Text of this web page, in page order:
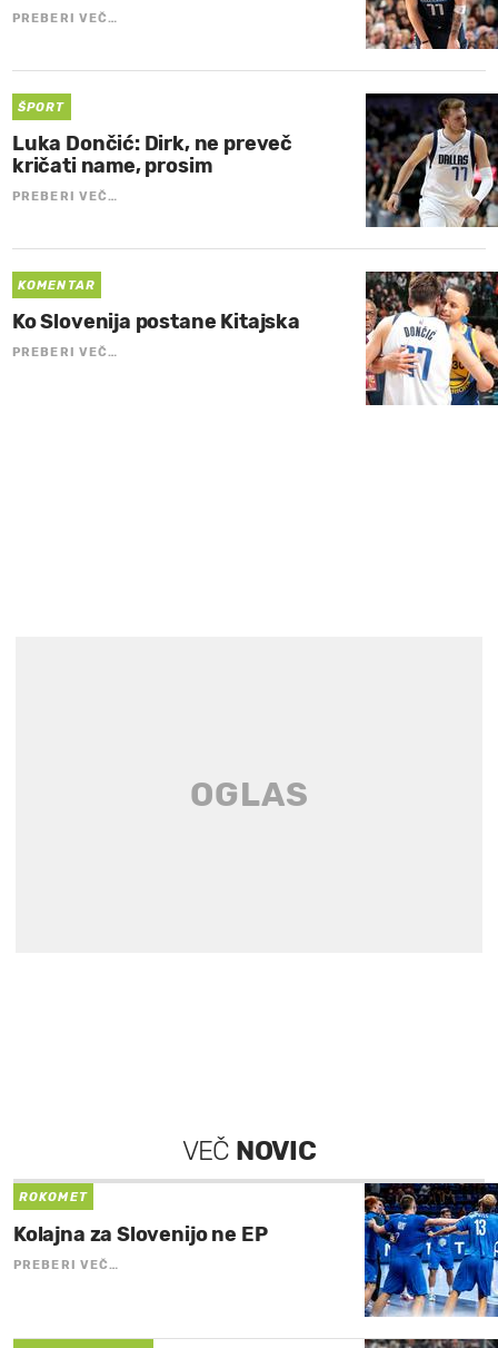
PREBERI VEČ…
ŠPORT
Luka Dončić: Dirk, ne preveč
kričati name, prosim
PREBERI VEČ…
KOMENTAR
Ko Slovenija postane Kitajska
PREBERI VEČ…
VEČ NOVIC
ROKOMET
Kolajna za Slovenijo ne EP
PREBERI VEČ…